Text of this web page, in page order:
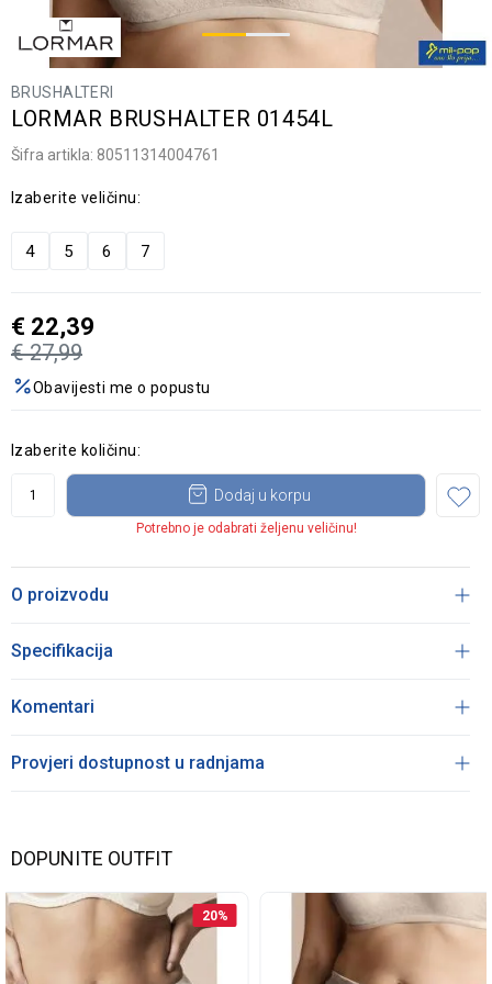
BRUSHALTERI
LORMAR BRUSHALTER 01454L
Šifra artikla: 80511314004761
Izaberite veličinu:
4 5 6 7
€ 27,99
€ 22,39
Obavijesti me o popustu
Izaberite količinu:
Dodaj u korpu
Potrebno je odabrati željenu veličinu!
O proizvodu
Specifikacija
Komentari
Provjeri dostupnost u radnjama
DOPUNITE OUTFIT
20%